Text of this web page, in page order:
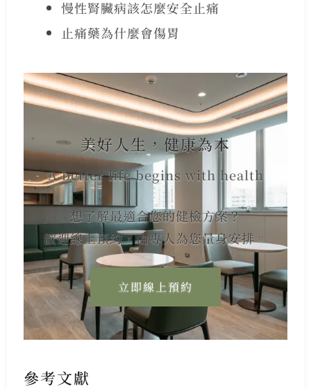
慢性腎臟病該怎麼安全止痛
止痛藥為什麼會傷胃
美好人生，健康為本
A better life begins with health
想了解最適合您的健檢方案？
歡迎線上預約，由專人為您量身安排。
立即線上預約
參考文獻